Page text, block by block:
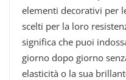
elementi decorativi per
scelti per la loro
significa che puoi
giorno dopo giorno
elasticità o la sua